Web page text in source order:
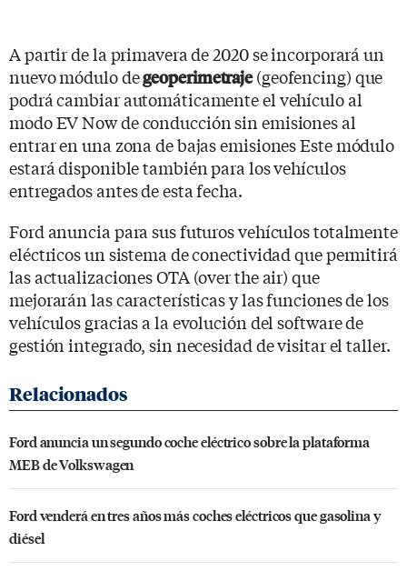
A partir de la primavera de 2020 se incorporará un
nuevo módulo degeoperimetraje(geofencing) que
podrá cambiar automáticamente el vehículo al
modo EV Now de conducción sin emisiones al
entrar en una zona de bajas emisiones Este módulo
estará disponible también para los vehículos
entregados antes de esta fecha.
Ford anuncia para sus futuros vehículos totalmente
eléctricos un sistema de conectividad que permitirá
las actualizaciones OTA (over the air) que
mejorarán las características y las funciones de los
vehículos gracias a la evolución del software de
gestión integrado, sin necesidad de visitar el taller.
Ford anuncia un segundo coche eléctrico sobre la plataforma
MEB de Volkswagen
Ford venderá en tres años más coches eléctricos que gasolina y
diésel